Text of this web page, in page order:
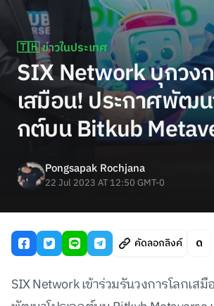
🇹🇭 ข่าวในประเทศ
SIX Network บุกวง
เสมือน! ประกาศพัฒน
กต์บน Bitkub
Pongsapak Rochjana
22 Jul 2023 AT 12:50 GMT-0
คัดลอกลิงค์
SIX Network เข้าร่วมรันวงการโลกเส